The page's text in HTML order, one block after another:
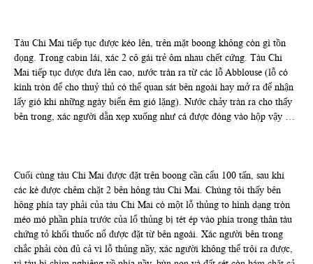
Tàu Chi Mai tiếp tục được kéo lên, trên mặt boong không còn gì tồn
đọng. Trong cabin lái, xác 2 cô gái trẻ ôm nhau chết cứng. Tàu Chi
Mai tiếp tục được đưa lên cao, nước tràn ra từ các lỗ Abblouse (lỗ có
kính tròn để cho thuỷ thủ có thể quan sát bên ngoài hay mở ra để nhận
lấy gió khi những ngày biển êm gió lặng). Nước chảy tràn ra cho thấy
bên trong, xác người dằn xẹp xuống như cá được đóng vào hộp vậy …
Cuối cùng tàu Chi Mai được đặt trên boong cần cẩu 100 tấn, sau khi
các kè được chêm chặt 2 bên hông tàu Chi Mai. Chúng tôi thấy bên
hông phía tay phải của tàu Chi Mai có một lỗ thủng to hình dạng tròn
méo mó phần phía trước của lổ thủng bị tét ép vào phía trong thân tàu
chứng tỏ khối thuốc nổ được đặt từ bên ngoài. Xác người bên trong
chắc phải còn đủ cả vì lỗ thủng nầy, xác người không thể trôi ra được,